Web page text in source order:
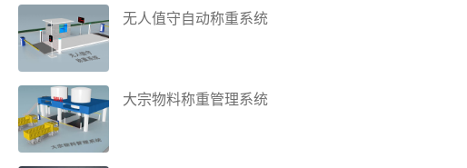
无人值守自动称重系统
大宗物料称重管理系统